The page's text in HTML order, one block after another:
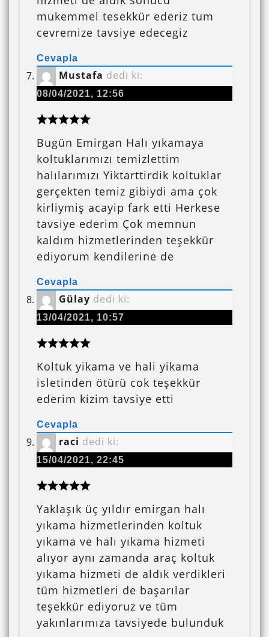
mukemmel tesekkür ederiz tum
cevremize tavsiye edecegiz
Cevapla
Mustafa dedi ki:
08/04/2021, 12:56
Bugün Emirgan Halı yıkamaya
koltuklarımızı temizlettim
halılarımızı Yiktarttirdik koltuklar
gerçekten temiz gibiydi ama çok
kirliymiş acayip fark etti Herkese
tavsiye ederim Çok memnun
kaldım hizmetlerinden teşekkür
ediyorum kendilerine de
Cevapla
Gülay dedi ki:
13/04/2021, 10:57
Koltuk yikama ve hali yikama
isletinden ötürü cok teşekkür
ederim kizim tavsiye etti
Cevapla
raci dedi ki:
15/04/2021, 22:45
Yaklaşık üç yıldır emirgan halı
yıkama hizmetlerinden koltuk
yıkama ve halı yıkama hizmeti
alıyor aynı zamanda araç koltuk
yıkama hizmeti de aldık verdikleri
tüm hizmetleri de başarılar
teşekkür ediyoruz ve tüm
yakınlarımıza tavsiyede bulunduk